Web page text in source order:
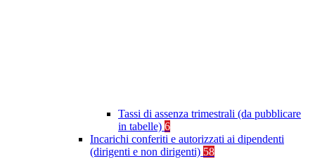
Tassi di assenza trimestrali (da pubblicare
in tabelle) 6
Incarichi conferiti e autorizzati ai dipendenti
(dirigenti e non dirigenti) 58